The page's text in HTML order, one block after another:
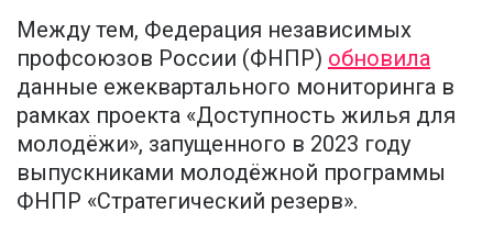
Между тем, Федерация независимых
профсоюзов России (ФНПР) обновила
данные ежеквартального мониторинга в
рамках проекта «Доступность жилья для
молодёжи», запущенного в 2023 году
выпускниками молодёжной программы
ФНПР «Стратегический резерв».